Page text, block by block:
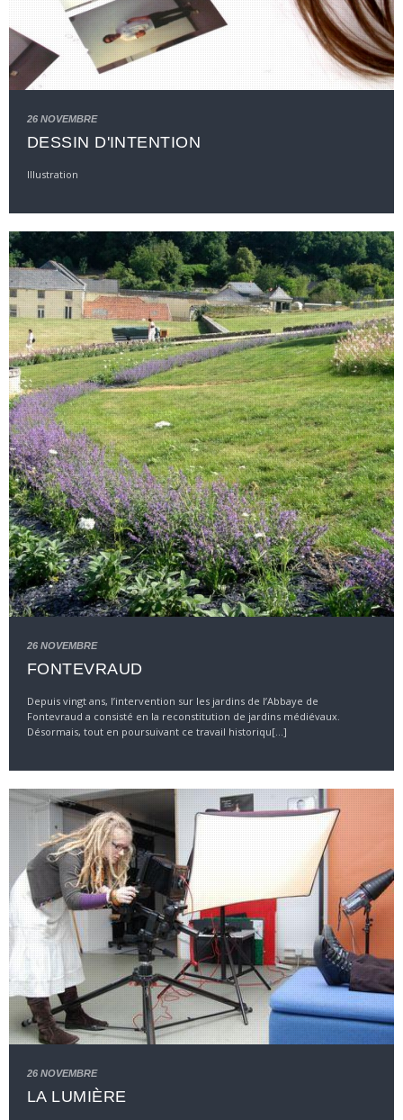
26 NOVEMBRE
DESSIN D'INTENTION
Illustration
26 NOVEMBRE
FONTEVRAUD
Depuis vingt ans, l’intervention sur les jardins de l’Abbaye de
Fontevraud a consisté en la reconstitution de jardins médiévaux.
Désormais, tout en poursuivant ce travail historiqu[...]
26 NOVEMBRE
LA LUMIÈRE